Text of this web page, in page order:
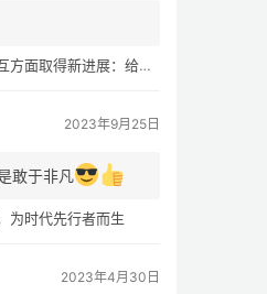
展：给无人机“装上大脑、建立群聊”
2023年9月25日
敢于非凡
为时代先行者而生
2023年4月30日